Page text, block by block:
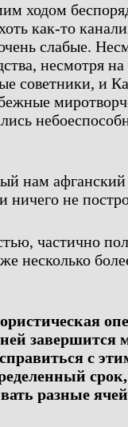
ходом
как-то
слабые.
несмотря
советники, и
нам афганский
не
частично
несколько
с
разные